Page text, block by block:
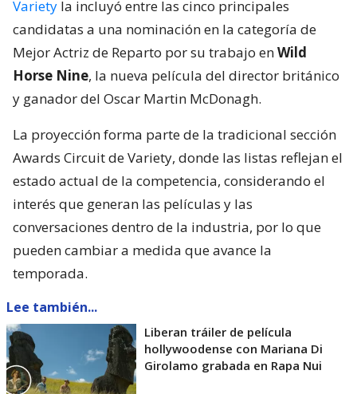
Variety la incluyó entre las cinco principales
candidatas a una nominación en la categoría de
Mejor Actriz de Reparto por su trabajo enWild
Horse Nine, la nueva película del director británico
y ganador del Oscar Martin McDonagh.
La proyección forma parte de la tradicional sección
Awards Circuit de Variety, donde las listas reflejan el
estado actual de la competencia, considerando el
interés que generan las películas y las
conversaciones dentro de la industria, por lo que
pueden cambiar a medida que avance la
temporada.
Lee también...
Liberan tráiler de película
hollywoodense con Mariana Di
Girolamo grabada en Rapa Nui